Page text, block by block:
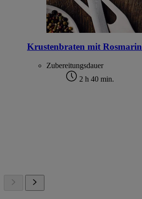
Krustenbraten mit Rosmarin
Zubereitungsdauer
2 h 40 min.